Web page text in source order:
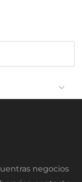
negocios